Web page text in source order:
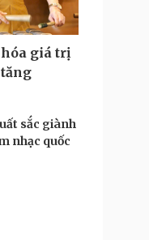
giá trị
sắc giành
nhạc quốc